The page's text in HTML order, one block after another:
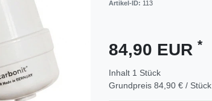
Artikel-ID: 113
84,90 EUR *
Inhalt 1 Stück
Grundpreis 84,90 € / Stück